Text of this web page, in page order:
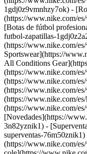
1gdj0z9vmnhzy7ok) -
(https://www.nike.com/
[Botas de fútbol
futbol-zapatillas-
(https://www.nike.com/
Sportswear](https://
All Conditions
(https://www.nike.com/
(https://www.nike.com/
(https://www.nike.com/
(https://www.nike.com/
(https://www.nike.com/
[Novedades](https://
3n82yznik1) -
superventas-
(https://www.nike.com/